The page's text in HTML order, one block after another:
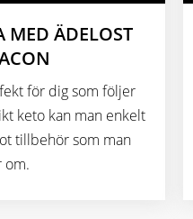
MED ÄDELOST
för dig som följer
keto kan man enkelt
tillbehör som man
om.